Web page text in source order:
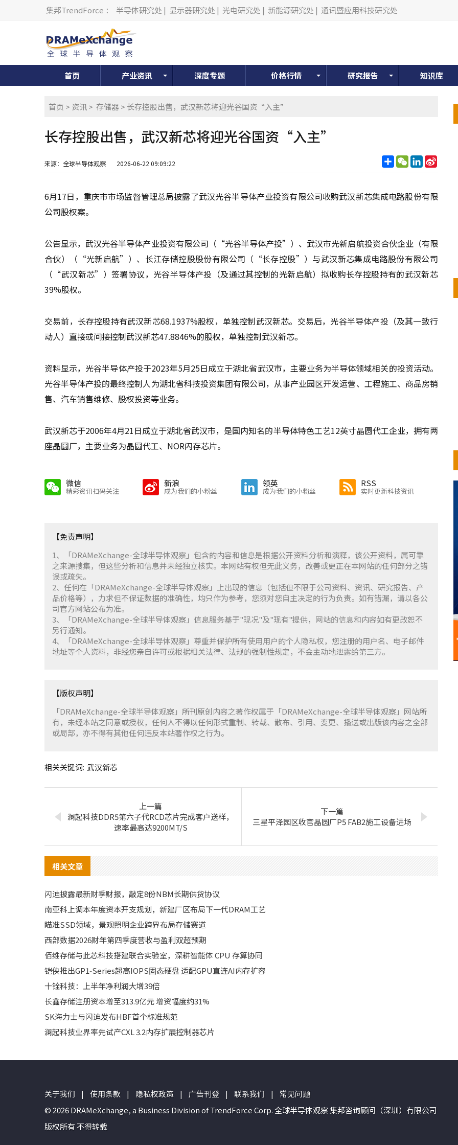
集邦TrendForce ： 半导体研究处 | 显示器研究处 | 光电研究处 | 新能源研究处 | 通讯暨应用科技研究处
首页 产业资讯 深度专题 价格行情 研究报告 知识库
首页 > 资讯> 存储器> 长存控股出售，武汉新芯将迎光谷国资“入主”
长存控股出售，武汉新芯将迎光谷国资“入主”
来源：全球半导体观察 2026-06-22 09:09:22 分
享
WeChatLinkedIn
Sina
6月17日，重庆市市场监督管理总局披露了武汉光谷半导体产业投资有限公司收购武汉新芯集成电路股份有限
公司股权案。
公告显示，武汉光谷半导体产业投资有限公司（“光谷半导体产投”）、武汉市光新启航投资合伙企业（有限
合伙）（“光新启航”）、长江存储控股股份有限公司（“长存控股”）与武汉新芯集成电路股份有限公司
（“武汉新芯”）签署协议，光谷半导体产投（及通过其控制的光新启航）拟收购长存控股持有的武汉新芯
39%股权。
交易前，长存控股持有武汉新芯68.1937%股权，单独控制武汉新芯。交易后，光谷半导体产投（及其一致行
动人）直接或间接控制武汉新芯47.8846%的股权，单独控制武汉新芯。
资料显示，光谷半导体产投于2023年5月25日成立于湖北省武汉市，主要业务为半导体领域相关的投资活动。
光谷半导体产投的最终控制人为湖北省科技投资集团有限公司，从事产业园区开发运营、工程施工、商品房销
售、汽车销售维修、股权投资等业务。
武汉新芯于2006年4月21日成立于湖北省武汉市，是国内知名的半导体特色工艺12英寸晶圆代工企业，拥有两
座晶圆厂，主要业务为晶圆代工、NOR闪存芯片。
微信
精彩资讯扫码关注
新浪
成为我们的小粉丝
领英
成为我们的小粉丝
RSS
实时更新科技资讯
【免责声明】
1、「DRAMeXchange-全球半导体观察」包含的内容和信息是根据公开资料分析和演释，该公开资料，属可靠
之来源搜集，但这些分析和信息并未经独立核实。本网站有权但无此义务，改善或更正在本网站的任何部分之错
误或疏失。
2、任何在「DRAMeXchange-全球半导体观察」上出现的信息（包括但不限于公司资料、资讯、研究报告、产
品价格等），力求但不保证数据的准确性，均只作为参考，您须对您自主决定的行为负责。如有错漏，请以各公
司官方网站公布为准。
3、「DRAMeXchange-全球半导体观察」信息服务基于"现况"及"现有"提供，网站的信息和内容如有更改恕不
另行通知。
4、「DRAMeXchange-全球半导体观察」尊重并保护所有使用用户的个人隐私权，您注册的用户名、电子邮件
地址等个人资料，非经您亲自许可或根据相关法律、法规的强制性规定，不会主动地泄露给第三方。
【版权声明】
「DRAMeXchange-全球半导体观察」所刊原创内容之著作权属于「DRAMeXchange-全球半导体观察」网站所
有，未经本站之同意或授权，任何人不得以任何形式重制、转载、散布、引用、变更、播送或出版该内容之全部
或局部，亦不得有其他任何违反本站著作权之行为。
相关关键词: 武汉新芯
上一篇
澜起科技DDR5第六子代RCD芯片完成客户送样，
速率最高达9200MT/S
下一篇
三星平泽园区收官晶圆厂P5 FAB2施工设备进场
相关文章
闪迪披露最新财季财报，敲定8份NBM长期供货协议
南亚科上调本年度资本开支规划，新建厂区布局下一代DRAM工艺
瞄准SSD领域，景观照明企业跨界布局存储赛道
西部数据2026财年第四季度营收与盈利双超预期
佰维存储与此芯科技搭建联合实验室，深耕智能体 CPU 存算协同
铠侠推出GP1‑Series超高IOPS固态硬盘 适配GPU直连AI内存扩容
十铨科技：上半年净利润大增39倍
长鑫存储注册资本增至313.9亿元 增资幅度约31%
SK海力士与闪迪发布HBF首个标准规范
澜起科技业界率先试产CXL 3.2内存扩展控制器芯片
关于我们 | 使用条款 | 隐私权政策 | 广告刊登 | 联系我们 |
常见问题
© 2026 DRAMeXchange, a Business Division of TrendForce Corp. 全球半导体观察 集邦咨询顾问（深圳）有限公司
版权所有 不得转载